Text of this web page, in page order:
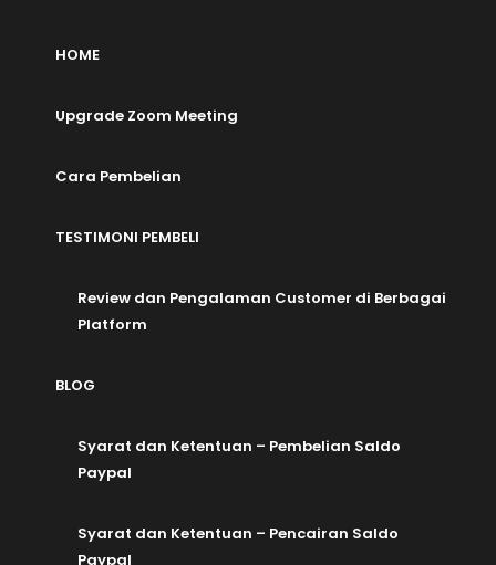
HOME
Upgrade Zoom Meeting
Cara Pembelian
TESTIMONI PEMBELI
Review dan Pengalaman Customer di Berbagai
Platform
BLOG
Syarat dan Ketentuan – Pembelian Saldo
Paypal
Syarat dan Ketentuan – Pencairan Saldo
Paypal